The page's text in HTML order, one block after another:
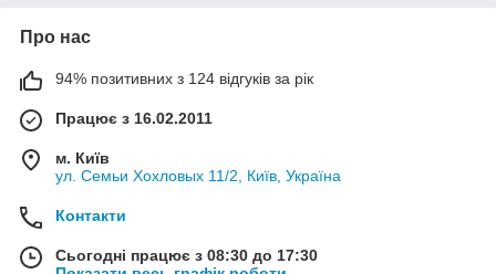
Про нас
94% позитивних з 124 відгуків за рік
Працює з 16.02.2011
м. Київ
ул. Семьи Хохловых 11/2, Київ, Україна
Контакти
Сьогодні працює з 08:30 до 17:30